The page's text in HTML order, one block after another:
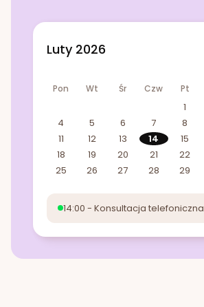
Luty 2026
Pon Wt Śr Czw Pt
1
4
5 6 7 8
11
12 13 14 15
18
19 20 21 22
25
26 27 28 29
14:00 - Konsultacja telefoniczna